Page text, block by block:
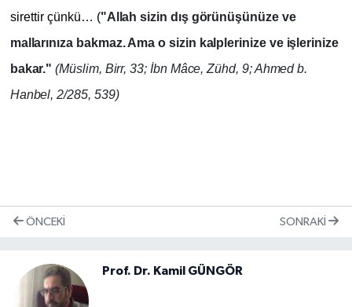
sirettir çünkü… ("Allah sizin dış görünüşünüze ve
mallarınıza bakmaz. Ama o sizin kalplerinize ve işlerinize
bakar."(Müslim, Birr, 33; İbn Mâce, Zühd, 9; Ahmed b.
Hanbel, 2/285, 539)
ÖNCEKI SONRAKI
Prof. Dr. Kamil GÜNGÖR